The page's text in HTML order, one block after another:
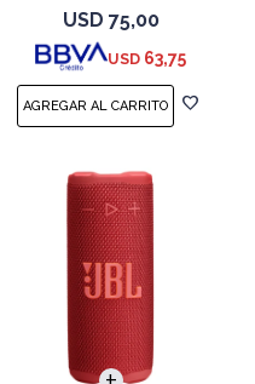
USD 75,00
USD 63,75